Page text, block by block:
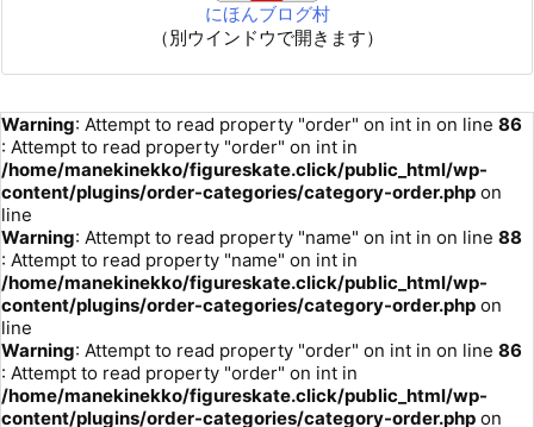
にほんブログ村
（別ウインドウで開きます）
Warning: Attempt to read property "order" on int in on line 86
: Attempt to read property "order" on int in
/home/manekinekko/figureskate.click/public_html/wp-
content/plugins/order-categories/category-order.php on
line
Warning: Attempt to read property "name" on int in on line 88
: Attempt to read property "name" on int in
/home/manekinekko/figureskate.click/public_html/wp-
content/plugins/order-categories/category-order.php on
line
Warning: Attempt to read property "order" on int in on line 86
: Attempt to read property "order" on int in
/home/manekinekko/figureskate.click/public_html/wp-
content/plugins/order-categories/category-order.php on